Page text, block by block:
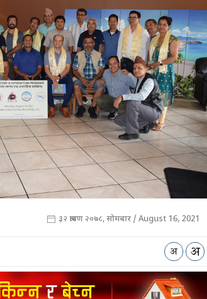
३२ श्रावण २०७८, सोमबार / August 16, 2021